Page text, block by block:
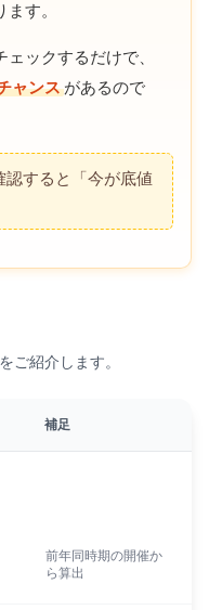
す。
ックするだけで、
ャンス があるので
すると「今が底値
ご紹介します。
補足
前年同時期の開催か
ら算出